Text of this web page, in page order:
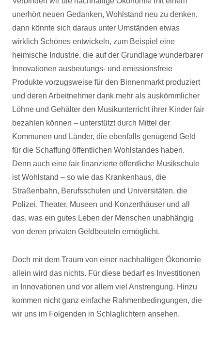
unerhört neuen Gedanken, Wohlstand neu zu denken,
dann könnte sich daraus unter Umständen etwas
wirklich Schönes entwickeln, zum Beispiel eine
heimische Industrie, die auf der Grundlage wunderbarer
Innovationen ausbeutungs- und emissionsfreie
Produkte vorzugsweise für den Binnenmarkt produziert
und deren Arbeitnehmer dank mehr als auskömmlicher
Löhne und Gehälter den Musikunterricht ihrer Kinder fair
bezahlen können – unterstützt durch Mittel der
Kommunen und Länder, die ebenfalls genügend Geld
für die Schaffung öffentlichen Wohlstandes haben.
Denn auch eine fair finanzierte öffentliche Musikschule
ist Wohlstand – so wie das Krankenhaus, die
Straßenbahn, Berufsschulen und Universitäten, die
Polizei, Theater, Museen und Konzerthäuser und all
das, was ein gutes Leben der Menschen unabhängig
von deren privaten Geldbeuteln ermöglicht.
Doch mit dem Traum von einer nachhaltigen Ökonomie
allein wird das nichts. Für diese bedarf es Investitionen
in Innovationen und vor allem viel Anstrengung. Hinzu
kommen nicht ganz einfache Rahmenbedingungen, die
wir uns im Folgenden in Schlaglichtern ansehen.